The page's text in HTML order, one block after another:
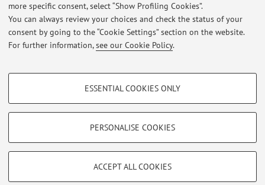
more specific consent, select “Show Profiling Cookies”.
You can always review your choices and check the status of your
consent by going to the “Cookie Settings” section on the website.
For further information,see our Cookie Policy.
PROFILING COOKIES - OPTIONAL
Show profiling cookies
TECHNICAL COOKIES - ESSENTIAL
ESSENTIAL COOKIES ONLY
PERSONALISE COOKIES
ACCEPT ALL COOKIES
PUBBLICATI GLI ESITI DI PROGETTAZIONE E VALUTAZIONE
SCOLASTICA DEL 11.09.2023
Published on: September 28 2023
Restricted area
Loginto manage all website contents.
Zamboni, 33 - 40126 Bologna - Partita IVA: 01131710376